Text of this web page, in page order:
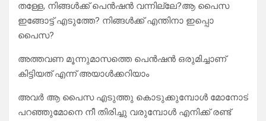
തള്ളേ, നിങ്ങൾക്ക് പെൻഷൻ വന്നില്ലേ?ആ പൈസ
ഇങ്ങോട്ട് എടുത്തേ? നിങ്ങൾക്ക് എന്തിനാ ഇപ്പൊ
പൈസ?
അത്തവണ മൂന്നുമാസത്തെ പെൻഷൻ ഒരുമിച്ചാണ്
കിട്ടിയത് എന്ന് അയാൾക്കറിയാം
അവർ ആ പൈസ എടുത്തു കൊടുക്കുമ്പോൾ മോനോട്
പറഞ്ഞുമോനെ നീ തിരിച്ചു വരുമ്പോൾ എനിക്ക് രണ്ട്